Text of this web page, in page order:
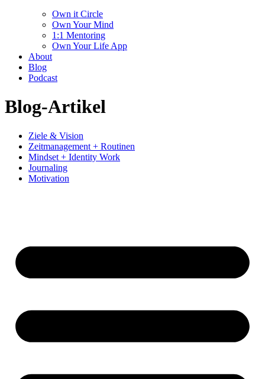
Own it Circle
Own Your Mind
1:1 Mentoring
Own Your Life App
About
Blog
Podcast
Blog-Artikel
Ziele & Vision
Zeitmanagement + Routinen
Mindset + Identity Work
Journaling
Motivation